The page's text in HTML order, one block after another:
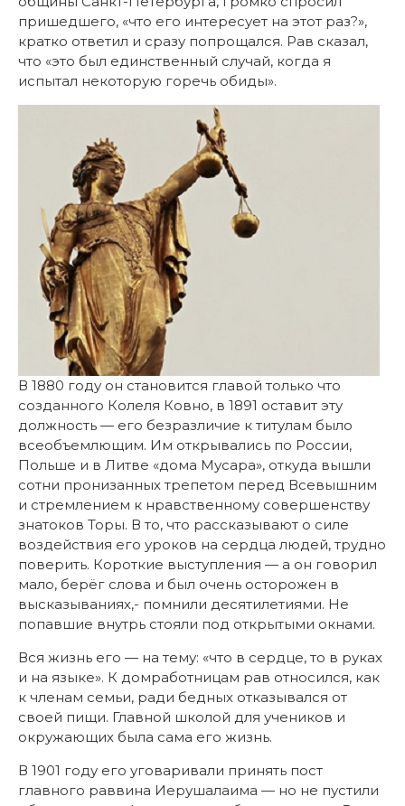
пришедшего, «что его интересует на этот раз?»,
кратко ответил и сразу попрощался. Рав сказал,
что «это был единственный случай, когда я
испытал некоторую горечь обиды».
В 1880 году он становится главой только что
созданного Колеля Ковно, в 1891 оставит эту
должность — его безразличие к титулам было
всеобъемлющим. Им открывались по России,
Польше и в Литве «дома Мусара», откуда вышли
сотни пронизанных трепетом перед Всевышним
и стремлением к нравственному совершенству
знатоков Торы. В то, что рассказывают о силе
воздействия его уроков на сердца людей, трудно
поверить. Короткие выступления — а он говорил
мало, берёг слова и был очень осторожен в
высказываниях,- помнили десятилетиями. Не
попавшие внутрь стояли под открытыми окнами.
Вся жизнь его — на тему: «что в сердце, то в руках
и на языке». К домработницам рав относился, как
к членам семьи, ради бедных отказывался от
своей пищи. Главной школой для учеников и
окружающих была сама его жизнь.
В 1901 году его уговаривали принять пост
главного раввина Иерушалаима — но не пустили